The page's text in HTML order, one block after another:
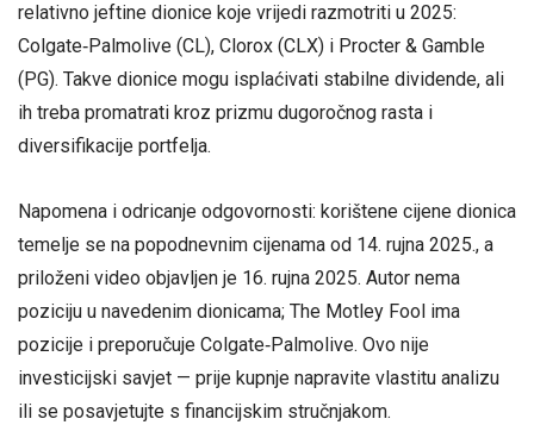
relativno jeftine dionice koje vrijedi razmotriti u 2025:
Colgate‑Palmolive (CL), Clorox (CLX) i Procter & Gamble
(PG). Takve dionice mogu isplaćivati stabilne dividende, ali
ih treba promatrati kroz prizmu dugoročnog rasta i
diversifikacije portfelja.
Napomena i odricanje odgovornosti: korištene cijene dionica
temelje se na popodnevnim cijenama od 14. rujna 2025., a
priloženi video objavljen je 16. rujna 2025. Autor nema
poziciju u navedenim dionicama; The Motley Fool ima
pozicije i preporučuje Colgate‑Palmolive. Ovo nije
investicijski savjet — prije kupnje napravite vlastitu analizu
ili se posavjetujte s financijskim stručnjakom.